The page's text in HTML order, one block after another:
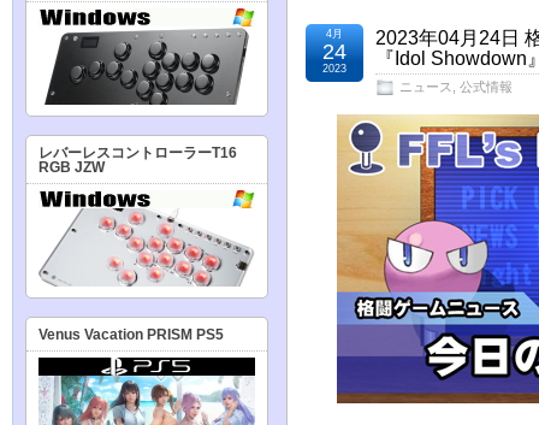
2023年04月24日
『Idol
ニュース 公式情報
4月
24
2023
レバーレスコントローラーT16
RGB JZW
Venus Vacation PRISM PS5